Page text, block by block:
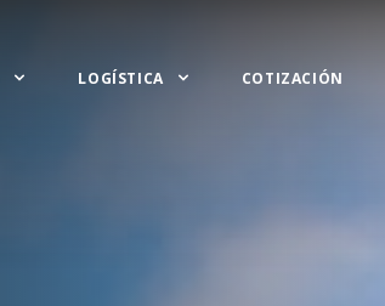
LOGÍSTICA COTIZACIÓN